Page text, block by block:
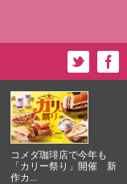
コメダ珈琲店で今年も
「カリー祭り」開催 新
作カ...